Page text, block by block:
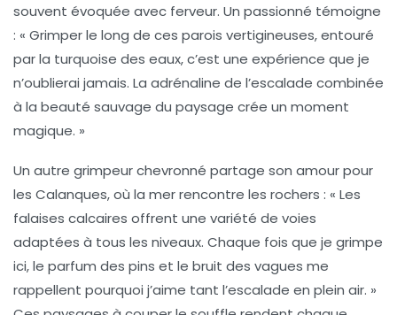
souvent évoquée avec ferveur. Un passionné témoigne
: « Grimper le long de ces parois vertigineuses, entouré
par la turquoise des eaux, c’est une expérience que je
n’oublierai jamais. La adrénaline de l’escalade combinée
à la beauté sauvage du paysage crée un moment
magique. »
Un autre grimpeur chevronné partage son amour pour
les Calanques, où la mer rencontre les rochers : « Les
falaises calcaires offrent une variété de voies
adaptées à tous les niveaux. Chaque fois que je grimpe
ici, le parfum des pins et le bruit des vagues me
rappellent pourquoi j’aime tant l’escalade en plein air. »